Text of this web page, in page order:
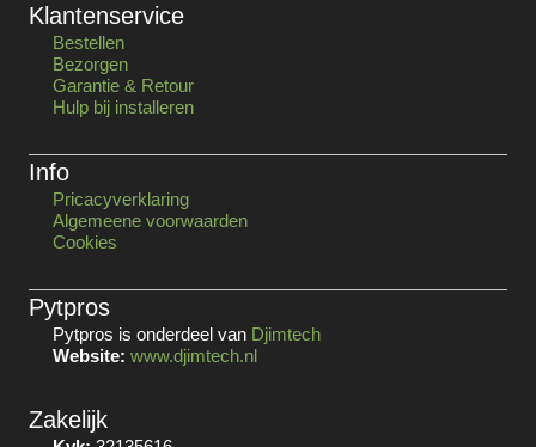
Klantenservice
Bestellen
Bezorgen
Garantie & Retour
Hulp bij installeren
Info
Pricacyverklaring
Algemeene voorwaarden
Cookies
Pytpros
Pytpros is onderdeel van Djimtech
Website: www.djimtech.nl
Zakelijk